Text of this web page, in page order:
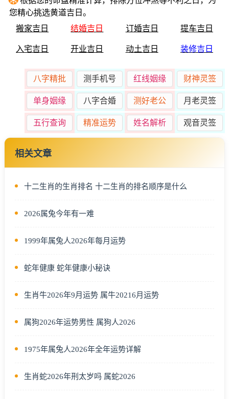
您精心挑选黄道吉日。
搬家吉日
结婚吉日 订婚吉日 提车吉日
入宅吉日 开业吉日 动土吉日 装修吉日
八字精批 测手机号 红线姻缘 财神灵签
单身姻缘 八字合婚 测好老公 月老灵签
五行查询 精准运势 姓名解析 观音灵签
相关文章
十二生肖的生肖排名 十二生肖的排名顺序是什么
2026属兔今年有一难
1999年属兔人2026年每月运势
蛇年健康 蛇年健康小秘诀
生肖牛2026年9月运势 属牛20216月运势
属狗2026年运势男性 属狗人2026
1975年属兔人2026年全年运势详解
生肖蛇2026年刑太岁吗 属蛇2026